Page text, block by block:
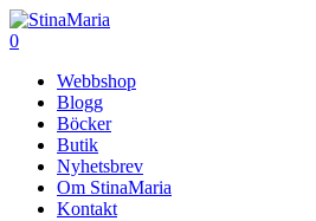
Skip
to
content
search
0
Webbshop
Blogg
Böcker
Butik
Nyhetsbrev
Om StinaMaria
Kontakt